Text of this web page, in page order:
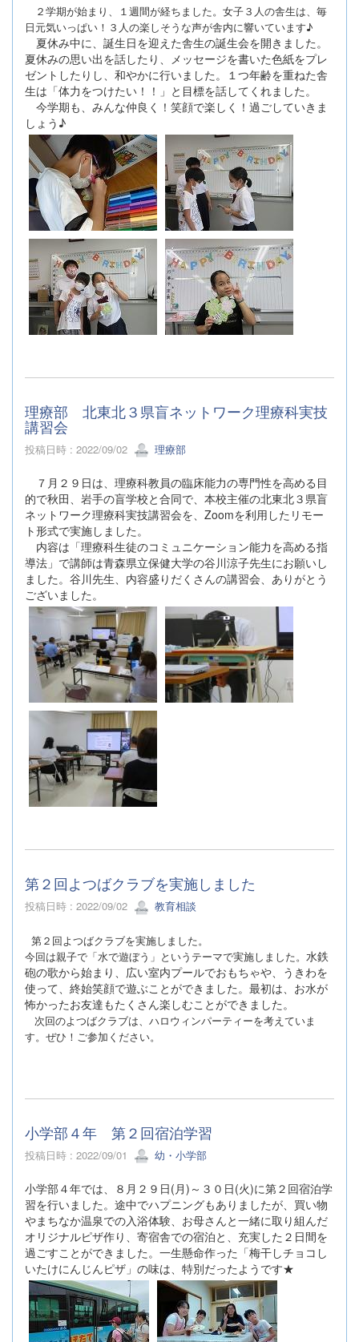
２学期が始まり、１週間が経ちました。女子３人の舎生は、毎
日元気いっぱい！３人の楽しそうな声が舎内に響いています♪
夏休み中に、誕生日を迎えた舎生の誕生会を開きました。
夏休みの思い出を話したり、メッセージを書いた色紙をプレ
ゼントしたりし、和やかに行いました。１つ年齢を重ねた舎
生は「体力をつけたい！！」と目標を話してくれました。
今学期も、みんな仲良く！笑顔で楽しく！過ごしていきま
しょう♪
理療部 北東北３県盲ネットワーク理療科実技
講習会
投稿日時 : 2022/09/02 理療部
７月２９日は、理療科教員の臨床能力の専門性を高める目
的で秋田、岩手の盲学校と合同で、本校主催の北東北３県盲
ネットワーク理療科実技講習会を、Zoomを利用したリモー
ト形式で実施しました。
内容は「理療科生徒のコミュニケーション能力を高める指
導法」で講師は青森県立保健大学の谷川涼子先生にお願いし
ました。谷川先生、内容盛りだくさんの講習会、ありがとう
ございました。
第２回よつばクラブを実施しました
投稿日時 : 2022/09/02 教育相談
第２回よつばクラブを実施しました。
今回は親子で「水で遊ぼう」というテーマで実施しました。 水鉄
砲の歌から始まり、広い室内プールでおもちゃや、うきわを
使って、終始笑顔で遊ぶことができました。最初は、お水が
怖かったお友達もたくさん楽しむことができました。
次回のよつばクラブは、ハロウィンパーティーを考えていま
す。ぜひ！ご参加ください。
小学部４年 第２回宿泊学習
投稿日時 : 2022/09/01 幼・小学部
小学部４年では、８月２９日(月)～３０日(火)に第２回宿泊学
習を行いました。途中でハプニングもありましたが、買い物
やまちなか温泉での入浴体験、お母さんと一緒に取り組んだ
オリジナルピザ作り、寄宿舎での宿泊と、充実した２日間を
過ごすことができました。一生懸命作った「梅干しチョコし
いたけにんじんピザ」の味は、特別だったようです★